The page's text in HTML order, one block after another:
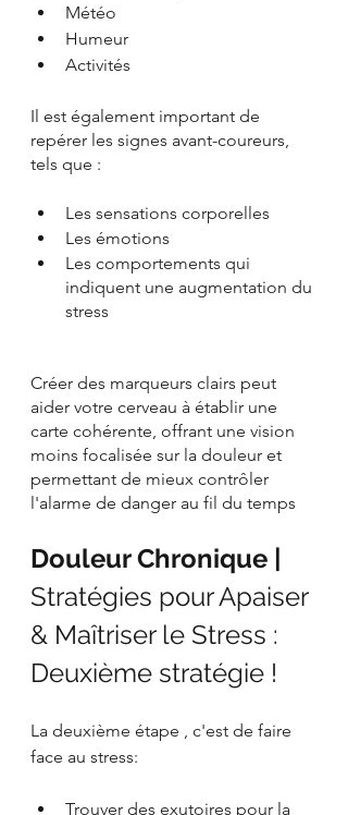
Météo
Humeur
Activités
Il est également important de
repérer les signes avant-coureurs,
tels que :
Les sensations corporelles
Les émotions
Les comportements qui
indiquent une augmentation du
stress
Créer des marqueurs clairs peut
aider votre cerveau à établir une
carte cohérente, offrant une vision
moins focalisée sur la douleur et
permettant de mieux contrôler
l'alarme de danger au fil du temps
Douleur Chronique |
Stratégies pour Apaiser
& Maîtriser le Stress :
Deuxième stratégie !
La deuxième étape , c'est de faire
face au stress:
Trouver des exutoires pour la